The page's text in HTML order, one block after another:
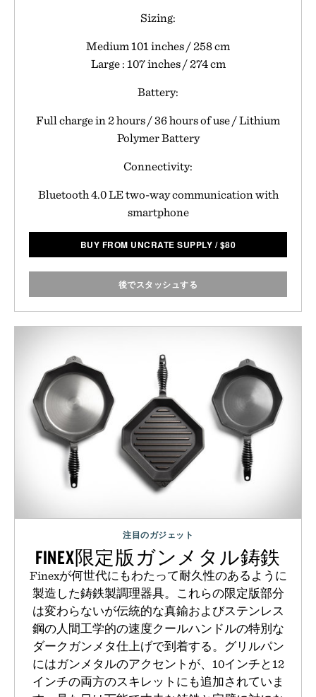
Sizing:
Medium 101 inches / 258 cm
Large : 107 inches / 274 cm
Battery:
Full charge in 2 hours / 36 hours of use / Lithium
Polymer Battery
Connectivity:
Bluetooth 4.0 LE two-way communication with
smartphone
BUY FROM UNCRATE SUPPLY /$80
後でスタッシュする
注目のガジェット
FINEX限定版ガンメタル鋳鉄
Finexが何世代にもわたって耐久性のあるように
製造した鋳鉄製調理器具。これらの限定版部分
は変わらないが伝統的な真鍮およびステンレス
鋼の人間工学的の速度クールハンドルの特別な
ダークガンメタ仕上げで到着する。グリルパン
にはガンメタルのアクセントが、10インチと12
インチの両方のスキレットにも追加されていま